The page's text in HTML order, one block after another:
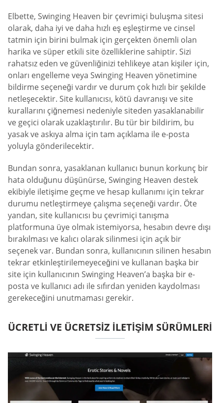
Elbette, Swinging Heaven bir çevrimiçi buluşma sitesi
olarak, daha iyi ve daha hızlı eş eşleştirme ve cinsel
tatmin için birini bulmak için gerçekten önemli olan
harika ve süper etkili site özelliklerine sahiptir. Sizi
rahatsız eden ve güvenliğinizi tehlikeye atan kişiler için,
onları engelleme veya Swinging Heaven yönetimine
bildirme seçeneği vardır ve durum çok hızlı bir şekilde
netleşecektir. Site kullanıcısı, kötü davranışı ve site
kurallarını çiğnemesi nedeniyle siteden yasaklanabilir
ve geçici olarak uzaklaştırılır. Bu tür bir bildirim, bu
yasak ve askıya alma için tam açıklama ile e-posta
yoluyla gönderilecektir.
Bundan sonra, yasaklanan kullanıcı bunun korkunç bir
hata olduğunu düşünürse, Swinging Heaven destek
ekibiyle iletişime geçme ve hesap kullanımı için tekrar
durumu netleştirmeye çalışma seçeneği vardır. Öte
yandan, site kullanıcısı bu çevrimiçi tanışma
platformuna üye olmak istemiyorsa, hesabın devre dışı
bırakılması ve kalıcı olarak silinmesi için açık bir
seçenek var. Bundan sonra, kullanıcının silinen hesabın
tekrar etkinleştirilemeyeceğini ve kullanan başka bir
site için kullanıcının Swinging Heaven’a başka bir e-
posta ve kullanıcı adı ile sıfırdan yeniden kaydolması
gerekeceğini unutmaması gerekir.
ÜCRETLI VE ÜCRETSIZ ILETIŞIM SÜRÜMLERI